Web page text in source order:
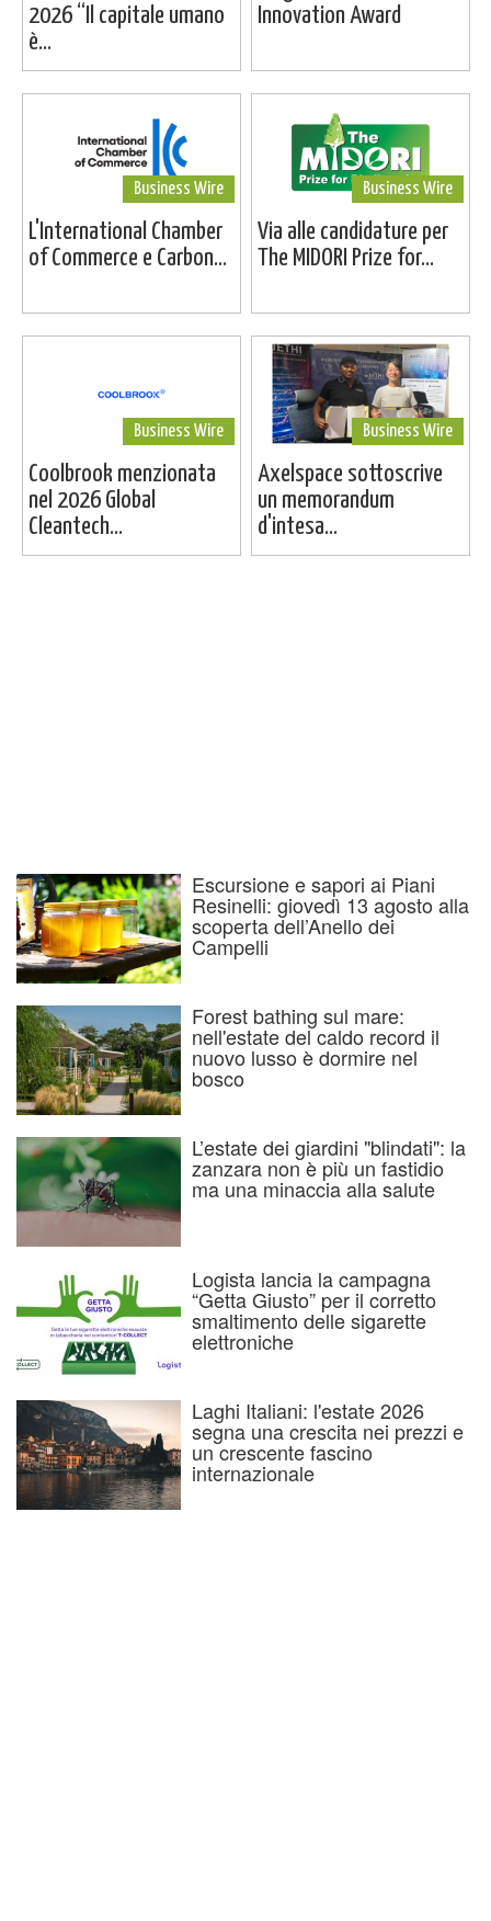
2026 “Il capitale umano
è...
Innovation Award
Business Wire
L'International Chamber
of Commerce e Carbon...
Business Wire
Via alle candidature per
The MIDORI Prize for...
Business Wire
Coolbrook menzionata
nel 2026 Global
Cleantech...
Business Wire
Axelspace sottoscrive
un memorandum
d'intesa...
Escursione e sapori ai Piani
Resinelli: giovedì 13 agosto alla
scoperta dell’Anello dei
Campelli
Forest bathing sul mare:
nell'estate del caldo record il
nuovo lusso è dormire nel
bosco
L’estate dei giardini "blindati": la
zanzara non è più un fastidio
ma una minaccia alla salute
Logista lancia la campagna
“Getta Giusto” per il corretto
smaltimento delle sigarette
elettroniche
Laghi Italiani: l'estate 2026
segna una crescita nei prezzi e
un crescente fascino
internazionale